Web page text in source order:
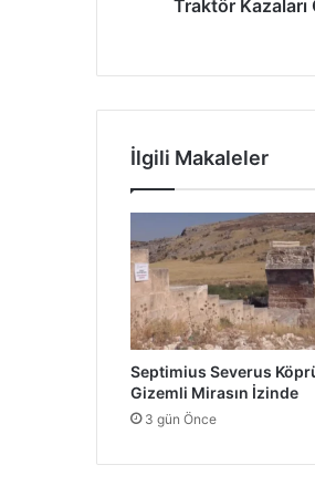
a
C
a
n
A
d
2
K
u
r
b
n
Traktör Kazaları
İlgili Makaleler
Septimius Severus
Gizemli Mirasın İzinde
3 gün Önce